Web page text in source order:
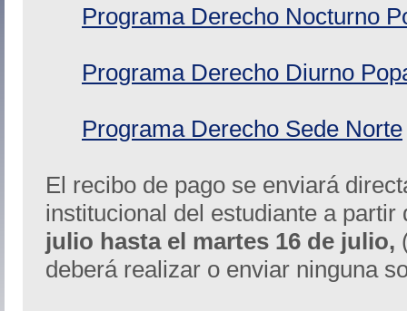
Programa Derecho Nocturno
Programa Derecho Diurno
Programa Derecho Sede Norte
El recibo de pago se enviará
institucional del estudiante a
julio hasta el martes 16 de julio,
deberá realizar o enviar ninguna